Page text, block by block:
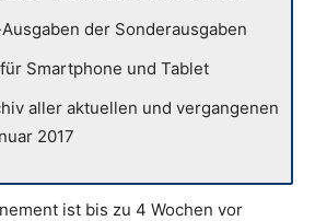
der Sonderausgaben
Smartphone und Tablet
aller aktuellen und vergangenen
2017
ist bis zu 4 Wochen vor